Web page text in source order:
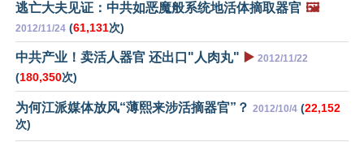
逃亡大夫见证：中共如恶魔般系统地活体摘取器官 🖼️
2012/11/24 (61,131次)
中共产业！卖活人器官 还出口"人肉丸" ▶️ 2012/11/22
(180,350次)
为何江派媒体放风“薄熙来涉活摘器官”？ 2012/10/4 (22,152
次)